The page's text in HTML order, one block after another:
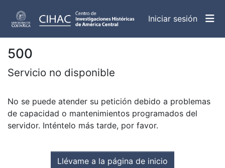
Iniciar sesión
500
Servicio no disponible
No se puede atender su petición debido a problemas
de capacidad o mantenimientos programados del
servidor. Inténtelo más tarde, por favor.
Llévame a la página de inicio